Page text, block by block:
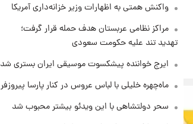
واکنش همتی به اظهارات وزیر خزانه‌داری آمریکا
مراکز نظامی عربستان هدف حمله قرار گرفت؛
تهدید تند علیه حکومت سعودی
ایرج خواننده پیشکسوت موسیقی ایران بستری شد
ماه‌چهره خلیلی با لباس عروس در کنار پارسا پیروزفر
سحر دولتشاهی با این ویدئو بیشتر محبوب شد